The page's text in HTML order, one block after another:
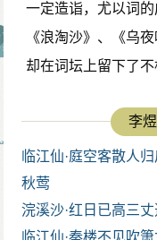
补》《草堂诗余》中
参考资料：
1、张玖青．李煜全集
60
春景，而且是女子
说她醉生梦死其实是
下片写伤春：女子
得装扮，是因为爱
字另一版本为“佩声
消、懒动腰肢，自然
更说明女子无意梳妆
伤无人知，写出女子
一定造诣，尤以词
《浪淘沙》、《乌
却在词坛上留下了不
李
临江仙·庭空客散人
秋莺
浣溪沙·红日已高三
临江仙·秦楼不见吹